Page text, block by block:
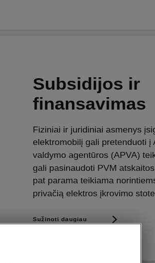
Subsidijos ir
finansavimas
Fiziniai ir juridiniai asmenys
elektromobilį gali pretenduoti į
valdymo agentūros (APVA)
gali pasinaudoti PVM
pat parama teikiama
privačią elektros įkrovimo
Sužinoti daugiau